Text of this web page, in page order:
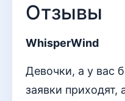
Отзывы
WhisperWind
Девочки, а у вас
заявки приходят,